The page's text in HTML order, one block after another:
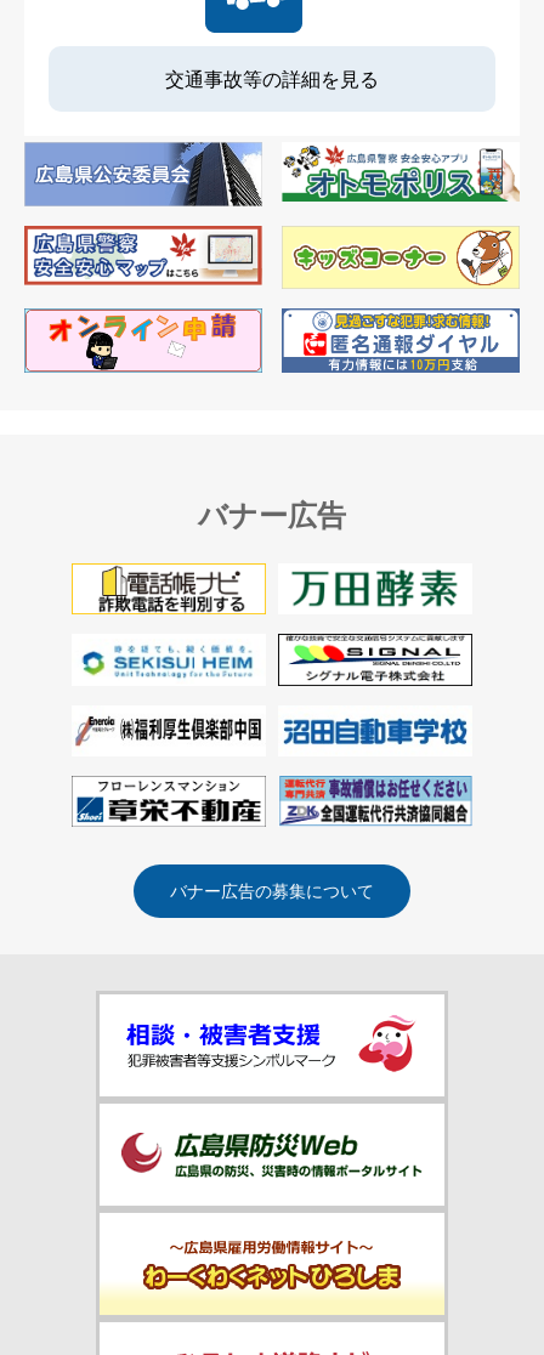
交通事故等の詳細を見る
バナー広告
バナー広告の募集について